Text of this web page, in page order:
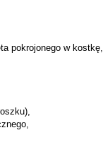
pokrojonego w kostkę,